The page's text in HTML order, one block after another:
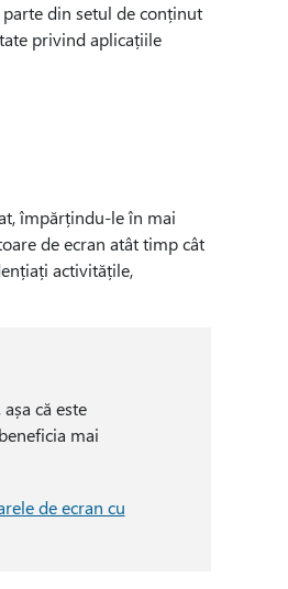
din setul de conținut
privind aplicațiile
împărțindu-le în mai
de ecran atât timp cât
activitățile,
că este
mai
de ecran cu